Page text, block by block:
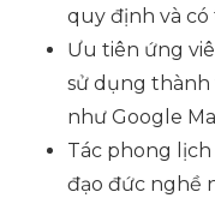
quy định và có
Ưu tiên ứng
sử dụng thành
như Google
Tác phong
đạo đức nghề